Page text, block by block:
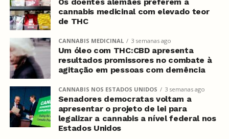
cannabis medicinal com elevado teor
de THC
CANNABIS MEDICINAL 3 semanas ago
Um óleo com THC:CBD apresenta
resultados promissores no combate à
agitação em pessoas com demência
CANNABIS NOS ESTADOS UNIDOS 3 semanas ago
Senadores democratas voltam a
apresentar o projeto de lei para
legalizar a cannabis a nível federal nos
Estados Unidos